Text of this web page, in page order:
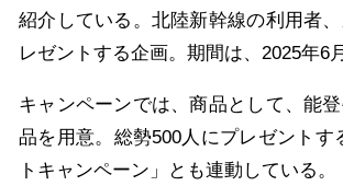
紹介している。北陸新幹線の利用者
レゼントする企画。期間は、2025年6
キャンペーンでは、商品として、能
品を用意。総勢500人にプレゼント
トキャンペーン」とも連動している。